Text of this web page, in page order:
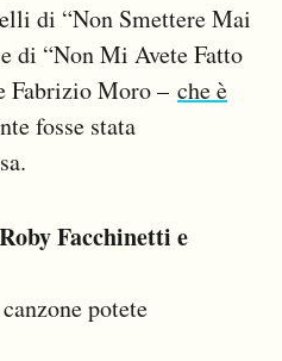
di “Non Smettere Mai
di “Non Mi Avete Fatto
Fabrizio Moro – che è
fosse stata
Facchinetti e
potete